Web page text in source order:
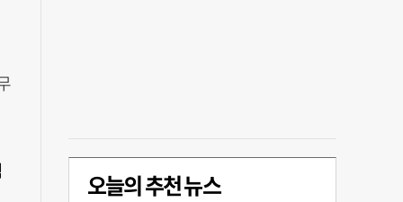
오늘의 추천 뉴스